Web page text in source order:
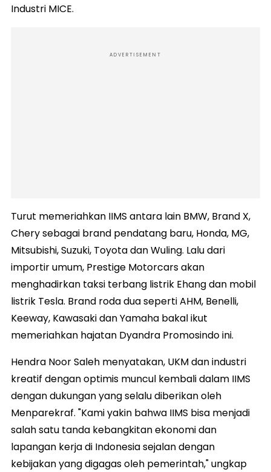
Industri MICE.
ADVERTISEMENT
Turut memeriahkan IIMS antara lain BMW, Brand X,
Chery sebagai brand pendatang baru, Honda, MG,
Mitsubishi, Suzuki, Toyota dan Wuling. Lalu dari
importir umum, Prestige Motorcars akan
menghadirkan taksi terbang listrik Ehang dan mobil
listrik Tesla. Brand roda dua seperti AHM, Benelli,
Keeway, Kawasaki dan Yamaha bakal ikut
memeriahkan hajatan Dyandra Promosindo ini.
Hendra Noor Saleh menyatakan, UKM dan industri
kreatif dengan optimis muncul kembali dalam IIMS
dengan dukungan yang selalu diberikan oleh
Menparekraf. "Kami yakin bahwa IIMS bisa menjadi
salah satu tanda kebangkitan ekonomi dan
lapangan kerja di Indonesia sejalan dengan
kebijakan yang digagas oleh pemerintah," ungkap